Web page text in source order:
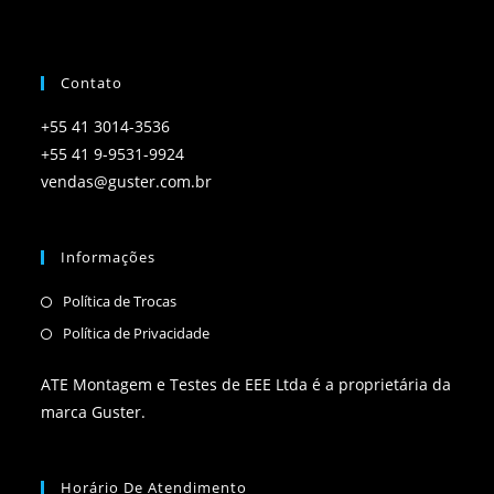
Contato
+55 41 3014-3536
+55 41 9-9531-9924
vendas@guster.com.br
Informações
Política de Trocas
Política de Privacidade
ATE Montagem e Testes de EEE Ltda é a proprietária da
marca Guster.
Horário De Atendimento